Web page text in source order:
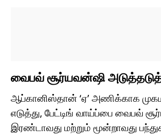
வைபவ் சூர்யவன்ஷி
ஆப்கானிஸ்தான் ‘ஏ’ அணிக்காக
எடுத்து, பேட்டிங் வாய்ப்பை வைபவ்
இரண்டாவது மற்றும் மூன்றாவது